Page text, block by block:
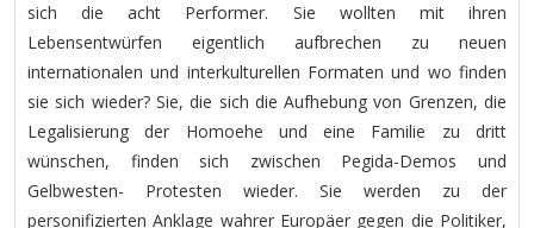
sich die acht Performer. Sie wollten mit ihren
Lebensentwürfen eigentlich aufbrechen zu neuen
internationalen und interkulturellen Formaten und wo finden
sie sich wieder? Sie, die sich die Aufhebung von Grenzen, die
Legalisierung der Homoehe und eine Familie zu dritt
wünschen, finden sich zwischen Pegida-Demos und
Gelbwesten- Protesten wieder. Sie werden zu der
personifizierten Anklage wahrer Europäer gegen die Politiker,